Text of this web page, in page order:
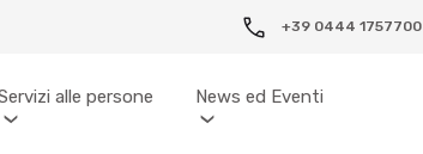
+39 0444 1757700
alle persone News ed Eventi